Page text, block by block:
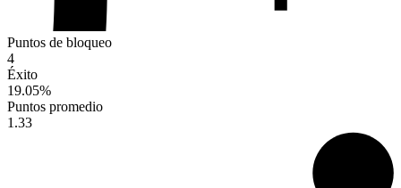
Puntos de bloqueo
4
Éxito
19.05%
Puntos promedio
1.33